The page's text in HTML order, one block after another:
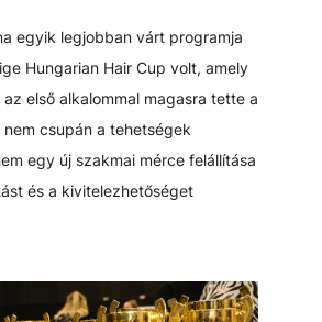
egyik legjobban várt programja
Hungarian Hair Cup volt, amely
első alkalommal magasra tette a
csupán a tehetségek
egy új szakmai mérce felállítása
és a kivitelezhetőséget